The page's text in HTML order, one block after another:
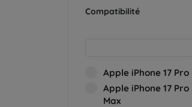
Compatibilité
Apple iPhone 17 Pro
Apple iPhone 17 Pro
Max